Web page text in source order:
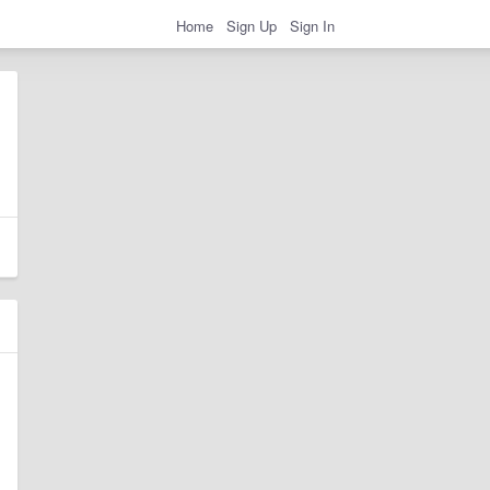
Home Sign Up Sign In